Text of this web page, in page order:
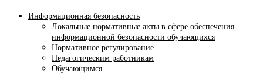
Информационная безопасность
Локальные нормативные акты в сфере обеспечения
информационной безопасности обучающихся
Нормативное регулирование
Педагогическим работникам
Обучающимся